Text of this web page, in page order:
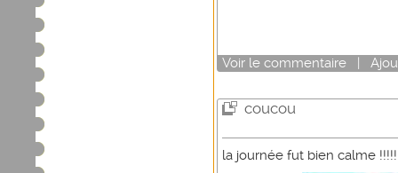
Voir le commentaire |
coucou
la journée fut bien calme